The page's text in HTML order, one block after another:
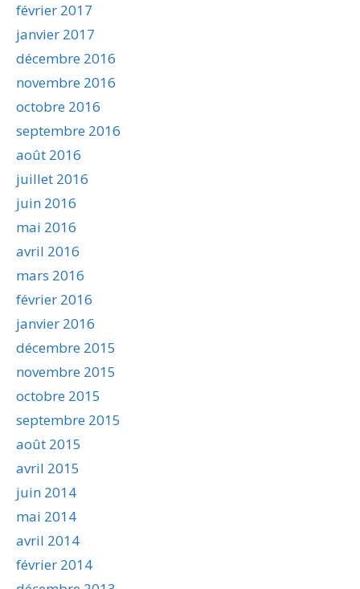
février 2017
janvier 2017
décembre 2016
novembre 2016
octobre 2016
septembre 2016
août 2016
juillet 2016
juin 2016
mai 2016
avril 2016
mars 2016
février 2016
janvier 2016
décembre 2015
novembre 2015
octobre 2015
septembre 2015
août 2015
avril 2015
juin 2014
mai 2014
avril 2014
février 2014